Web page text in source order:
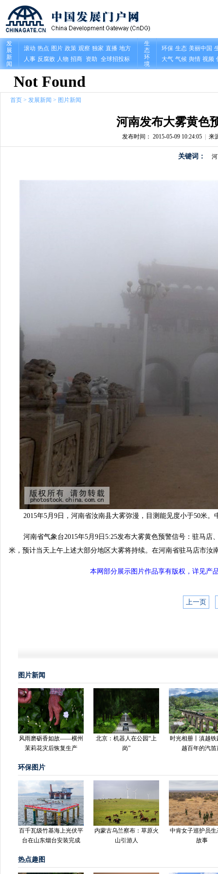
首页 > 发展新闻 > 图片新闻
河南发布大雾黄色
发布时间： 2015-05-09 10:24:05| 来
关键词：
2015年5月9日，河南省汝南县大雾弥漫，目测能见度小于50米。
河南省气象台2015年5月9日5:25发布大雾黄色预警信号：驻马店
米，预计当天上午上述大部分地区大雾将持续。在河南省驻马店市
本网部分展示图片作品享有版权，详见产
上一页